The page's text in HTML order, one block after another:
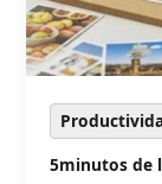
5minutos de